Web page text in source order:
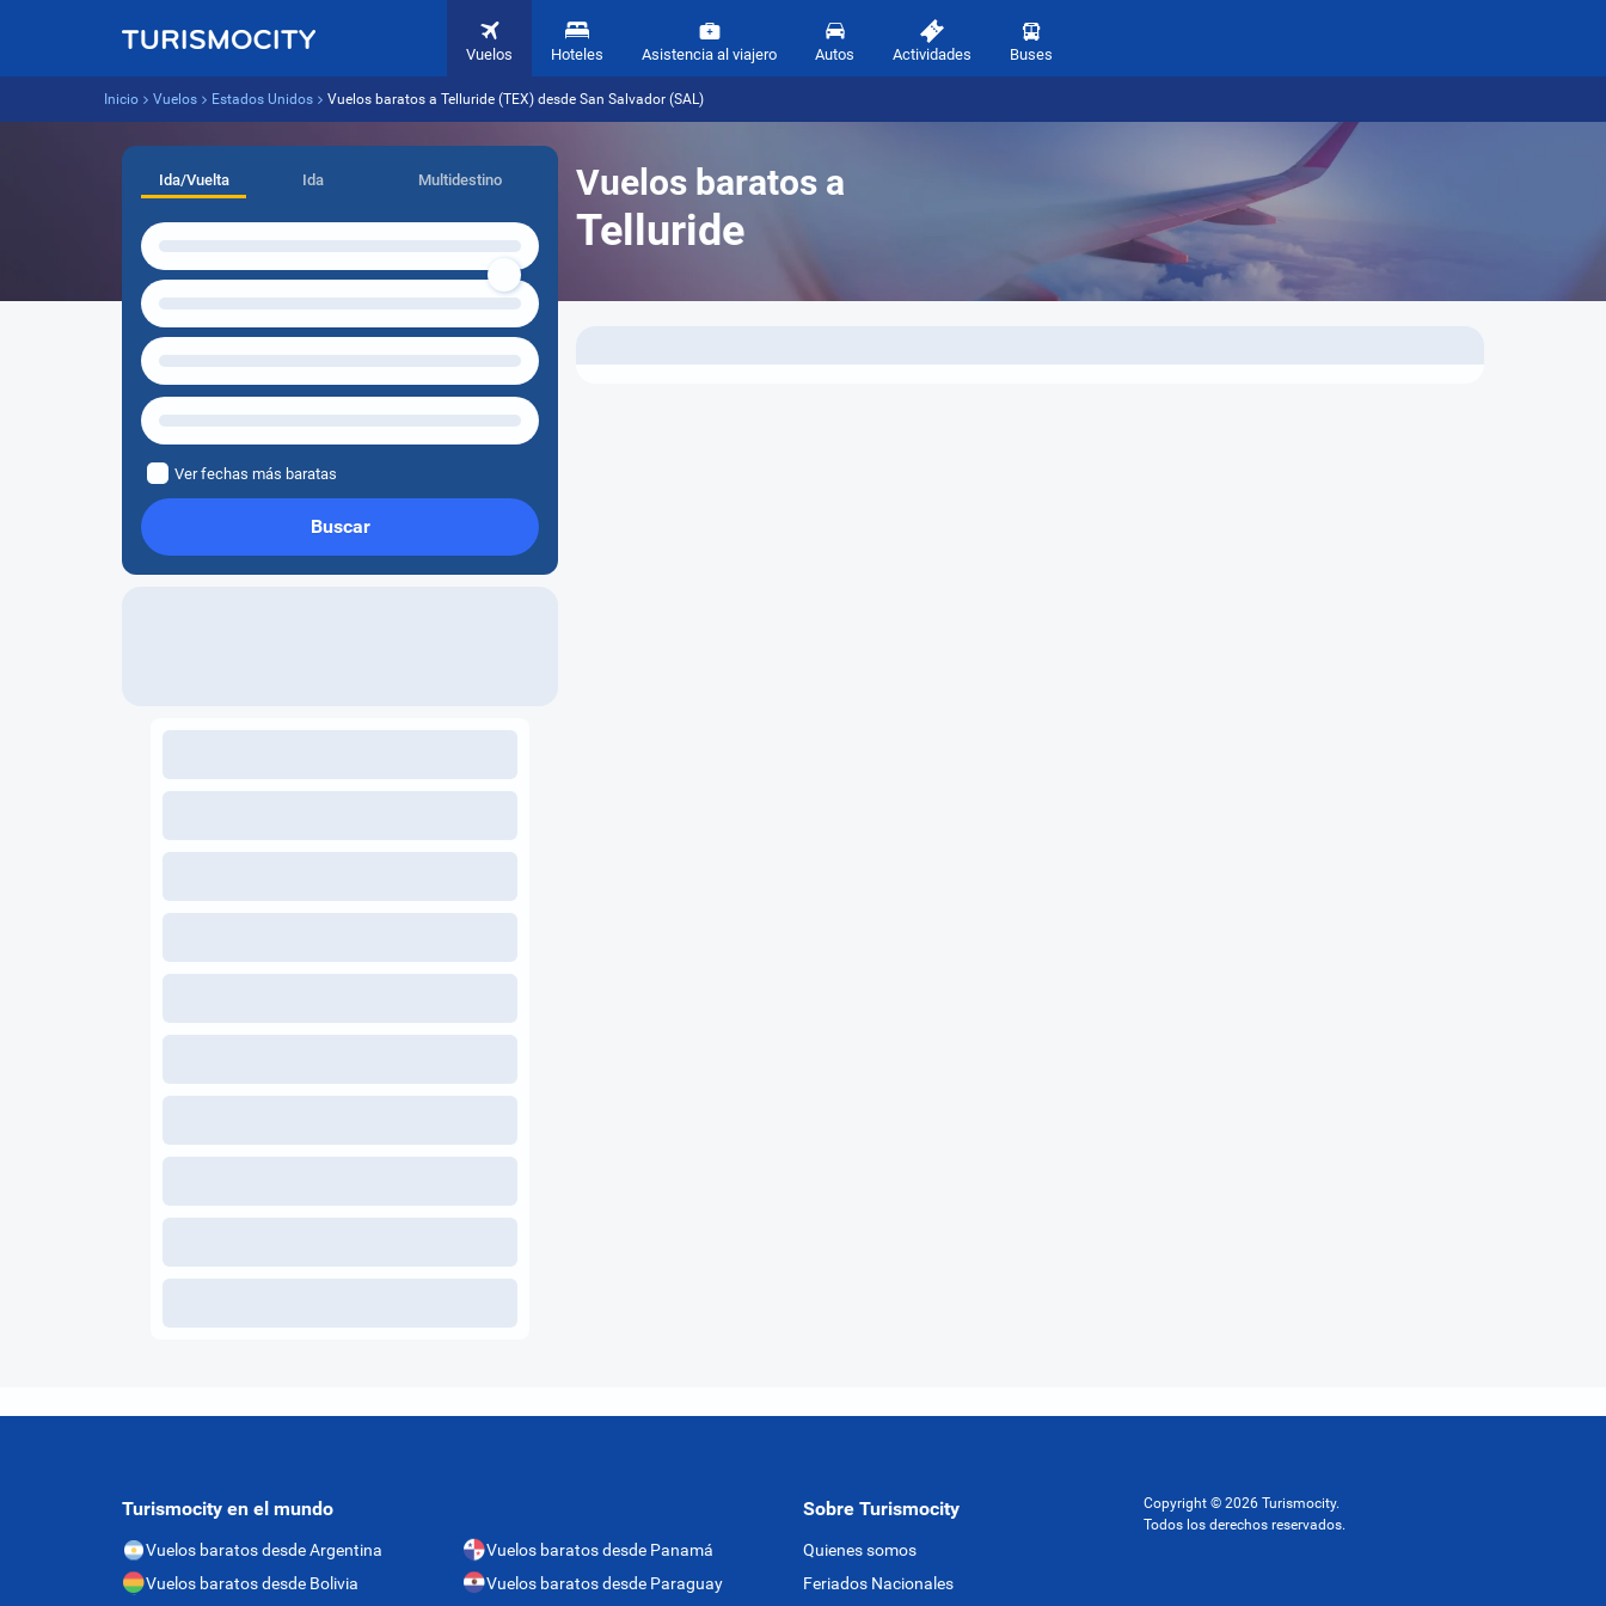
Vuelos Hoteles Asistencia al viajero Autos Actividades Buses
Inicio Vuelos Estados Unidos Vuelos baratos a Telluride (TEX) desde San Salvador (SAL)
Vuelos baratos a
Telluride
Ida/Vuelta Ida Multidestino
Ver fechas más baratas
Buscar
Turismocity en el mundo
Vuelos baratos desde Argentina
Vuelos baratos desde Bolivia
Vuelos baratos desde Panamá
Vuelos baratos desde Paraguay
Sobre Turismocity
Quienes somos
Feriados Nacionales
Copyright © 2026 Turismocity.
Todos los derechos reservados.